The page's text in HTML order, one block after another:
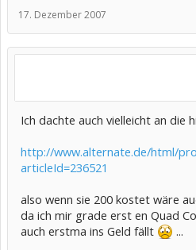
17. Dezember 2007
Ich dachte auch vielleicht an die
http://www.alternate.de/html/
articleId=236521
also wenn sie 200 kostet wäre
da ich mir grade erst en Quad
auch erstma ins Geld fällt
...